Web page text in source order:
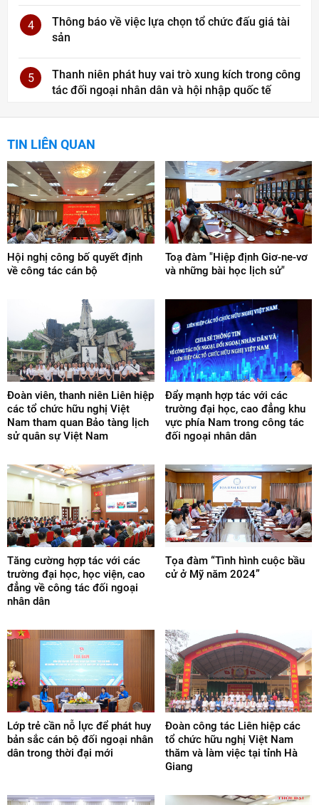
4
Thông báo về việc lựa chọn tổ chức đấu giá tài
sản
5
Thanh niên phát huy vai trò xung kích trong công
tác đối ngoại nhân dân và hội nhập quốc tế
TIN LIÊN QUAN
Hội nghị công bố quyết định
về công tác cán bộ
Toạ đàm "Hiệp định Giơ-ne-vơ
và những bài học lịch sử"
Đoàn viên, thanh niên Liên hiệp
các tổ chức hữu nghị Việt
Nam tham quan Bảo tàng lịch
sử quân sự Việt Nam
Đẩy mạnh hợp tác với các
trường đại học, cao đẳng khu
vực phía Nam trong công tác
đối ngoại nhân dân
Tăng cường hợp tác với các
trường đại học, học viện, cao
đẳng về công tác đối ngoại
nhân dân
Tọa đàm “Tình hình cuộc bầu
cử ở Mỹ năm 2024”
Lớp trẻ cần nỗ lực để phát huy
bản sắc cán bộ đối ngoại nhân
dân trong thời đại mới
Đoàn công tác Liên hiệp các
tổ chức hữu nghị Việt Nam
thăm và làm việc tại tỉnh Hà
Giang